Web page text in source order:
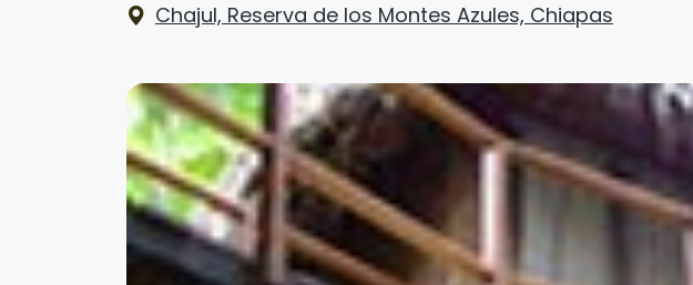
Chajul, Reserva de los Montes Azules, Chiapas